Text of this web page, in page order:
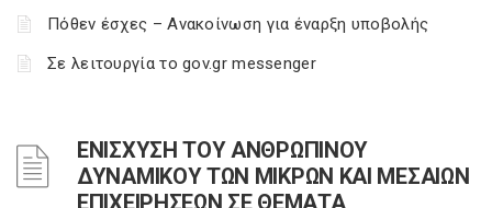
Πόθεν έσχες – Ανακοίνωση για έναρξη υποβολής
Σε λειτουργία το gov.gr messenger
ΕΝΙΣΧΥΣΗ ΤΟΥ ΑΝΘΡΩΠΙΝΟΥ
ΔΥΝΑΜΙΚΟΥ ΤΩΝ ΜΙΚΡΩΝ ΚΑΙ ΜΕΣΑΙΩΝ
ΕΠΙΧΕΙΡΗΣΕΩΝ ΣΕ ΘΕΜΑΤΑ